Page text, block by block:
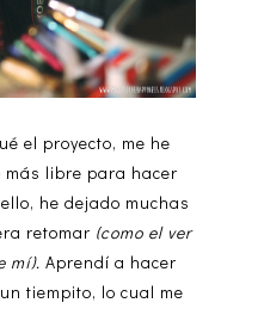
el proyecto, me he
libre para hacer
he dejado muchas
retomar (como el ver
mí). Aprendí a hacer
tiempito, lo cual me